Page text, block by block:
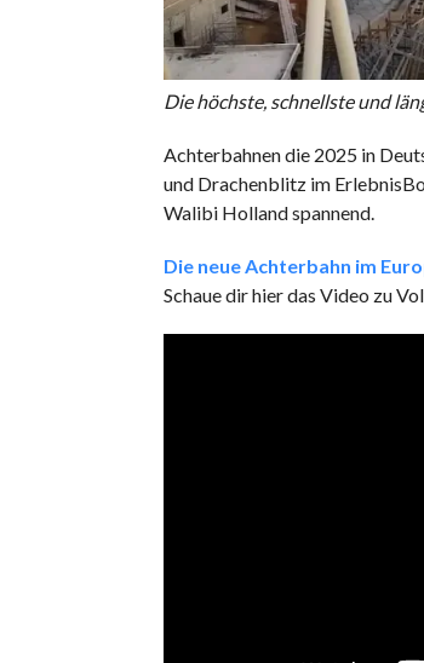
Die höchste, schnellste und
Achterbahnen die 2025 in
und Drachenblitz im
Walibi Holland spannend.
Die neue Achterbahn im
Schaue dir hier das Video zu